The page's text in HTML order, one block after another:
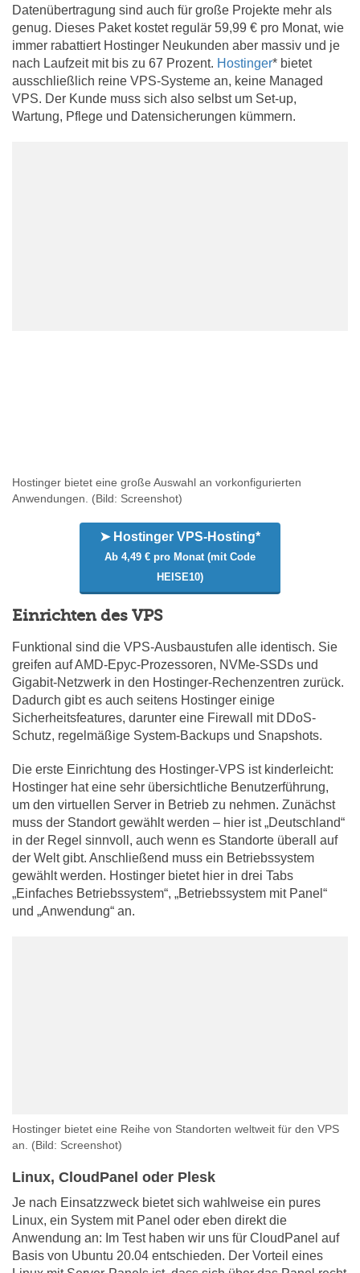
Datenübertragung sind auch für große Projekte mehr als
genug. Dieses Paket kostet regulär 59,99 € pro Monat, wie
immer rabattiert Hostinger Neukunden aber massiv und je
nach Laufzeit mit bis zu 67 Prozent. Hostinger* bietet
ausschließlich reine VPS-Systeme an, keine Managed
VPS. Der Kunde muss sich also selbst um Set-up,
Wartung, Pflege und Datensicherungen kümmern.
Hostinger bietet eine große Auswahl an vorkonfigurierten
Anwendungen. (Bild: Screenshot)
➤ Hostinger VPS-Hosting*
Ab 4,49 € pro Monat (mit Code
HEISE10)
Einrichten des VPS
Funktional sind die VPS-Ausbaustufen alle identisch. Sie
greifen auf AMD-Epyc-Prozessoren, NVMe-SSDs und
Gigabit-Netzwerk in den Hostinger-Rechenzentren zurück.
Dadurch gibt es auch seitens Hostinger einige
Sicherheitsfeatures, darunter eine Firewall mit DDoS-
Schutz, regelmäßige System-Backups und Snapshots.
Die erste Einrichtung des Hostinger-VPS ist kinderleicht:
Hostinger hat eine sehr übersichtliche Benutzerführung,
um den virtuellen Server in Betrieb zu nehmen. Zunächst
muss der Standort gewählt werden – hier ist „Deutschland“
in der Regel sinnvoll, auch wenn es Standorte überall auf
der Welt gibt. Anschließend muss ein Betriebssystem
gewählt werden. Hostinger bietet hier in drei Tabs
„Einfaches Betriebssystem“, „Betriebssystem mit Panel“
und „Anwendung“ an.
Hostinger bietet eine Reihe von Standorten weltweit für den VPS
an. (Bild: Screenshot)
Linux, CloudPanel oder Plesk
Je nach Einsatzzweck bietet sich wahlweise ein pures
Linux, ein System mit Panel oder eben direkt die
Anwendung an: Im Test haben wir uns für CloudPanel auf
Basis von Ubuntu 20.04 entschieden. Der Vorteil eines